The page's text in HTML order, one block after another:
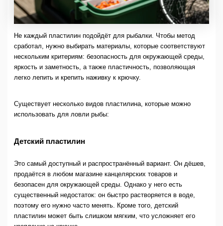
Не каждый пластилин подойдёт для рыбалки. Чтобы метод
сработал, нужно выбирать материалы, которые соответствуют
нескольким критериям: безопасность для окружающей среды,
яркость и заметность, а также пластичность, позволяющая
легко лепить и крепить наживку к крючку.
Существует несколько видов пластилина, которые можно
использовать для ловли рыбы:
Детский пластилин
Это самый доступный и распространённый вариант. Он дёшев,
продаётся в любом магазине канцелярских товаров и
безопасен для окружающей среды. Однако у него есть
существенный недостаток: он быстро растворяется в воде,
поэтому его нужно часто менять. Кроме того, детский
пластилин может быть слишком мягким, что усложняет его